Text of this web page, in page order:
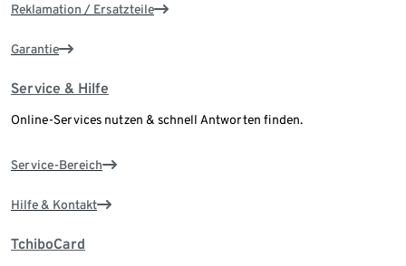
Reklamation / Ersatzteile
Garantie
Service & Hilfe
Online-Services nutzen & schnell Antworten finden.
Service-Bereich
Hilfe & Kontakt
TchiboCard